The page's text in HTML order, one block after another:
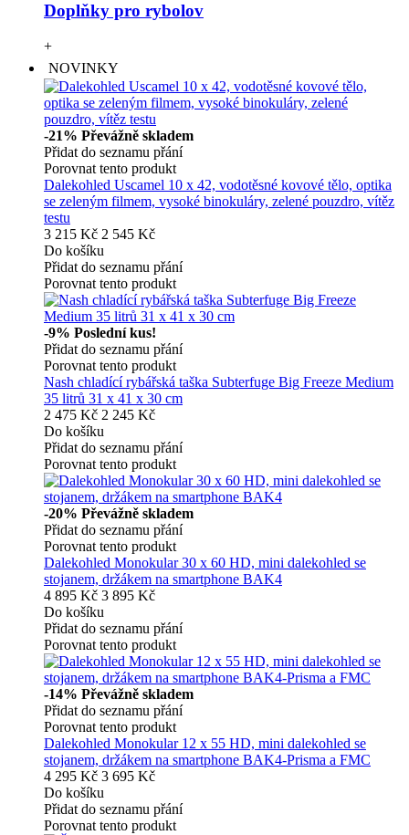
Doplňky pro rybolov
+
NOVINKY
-21% Převážně skladem
Přidat do seznamu přání
Porovnat tento produkt
Dalekohled Uscamel 10 x 42, vodotěsné kovové tělo, optika
se zeleným filmem, vysoké binokuláry, zelené pouzdro, vítěz
testu
3 215 Kč 2 545 Kč
Do košíku
Přidat do seznamu přání
Porovnat tento produkt
-9% Poslední kus!
Přidat do seznamu přání
Porovnat tento produkt
Nash chladící rybářská taška Subterfuge Big Freeze Medium
35 litrů 31 x 41 x 30 cm
2 475 Kč 2 245 Kč
Do košíku
Přidat do seznamu přání
Porovnat tento produkt
-20% Převážně skladem
Přidat do seznamu přání
Porovnat tento produkt
Dalekohled Monokular 30 x 60 HD, mini dalekohled se
stojanem, držákem na smartphone BAK4
4 895 Kč 3 895 Kč
Do košíku
Přidat do seznamu přání
Porovnat tento produkt
-14% Převážně skladem
Přidat do seznamu přání
Porovnat tento produkt
Dalekohled Monokular 12 x 55 HD, mini dalekohled se
stojanem, držákem na smartphone BAK4-Prisma a FMC
4 295 Kč 3 695 Kč
Do košíku
Přidat do seznamu přání
Porovnat tento produkt